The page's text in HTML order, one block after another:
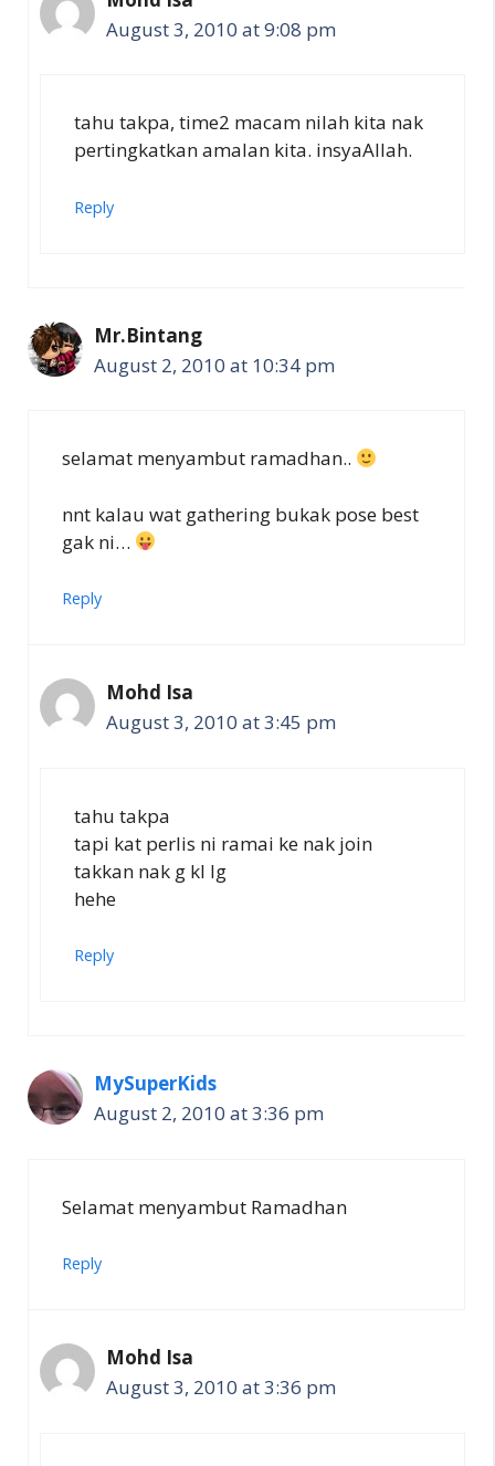
August 3, 2010 at 9:08 pm
tahu takpa, time2 macam nilah kita nak
pertingkatkan amalan kita. insyaAllah.
Reply
Mr.Bintang
August 2, 2010 at 10:34 pm
selamat menyambut ramadhan..
nnt kalau wat gathering bukak pose best
gak ni…
Reply
Mohd Isa
August 3, 2010 at 3:45 pm
tahu takpa
tapi kat perlis ni ramai ke nak join
takkan nak g kl lg
hehe
Reply
MySuperKids
August 2, 2010 at 3:36 pm
Selamat menyambut Ramadhan
Reply
Mohd Isa
August 3, 2010 at 3:36 pm